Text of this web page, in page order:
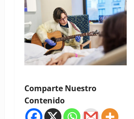
Comparte Nuestro
Contenido